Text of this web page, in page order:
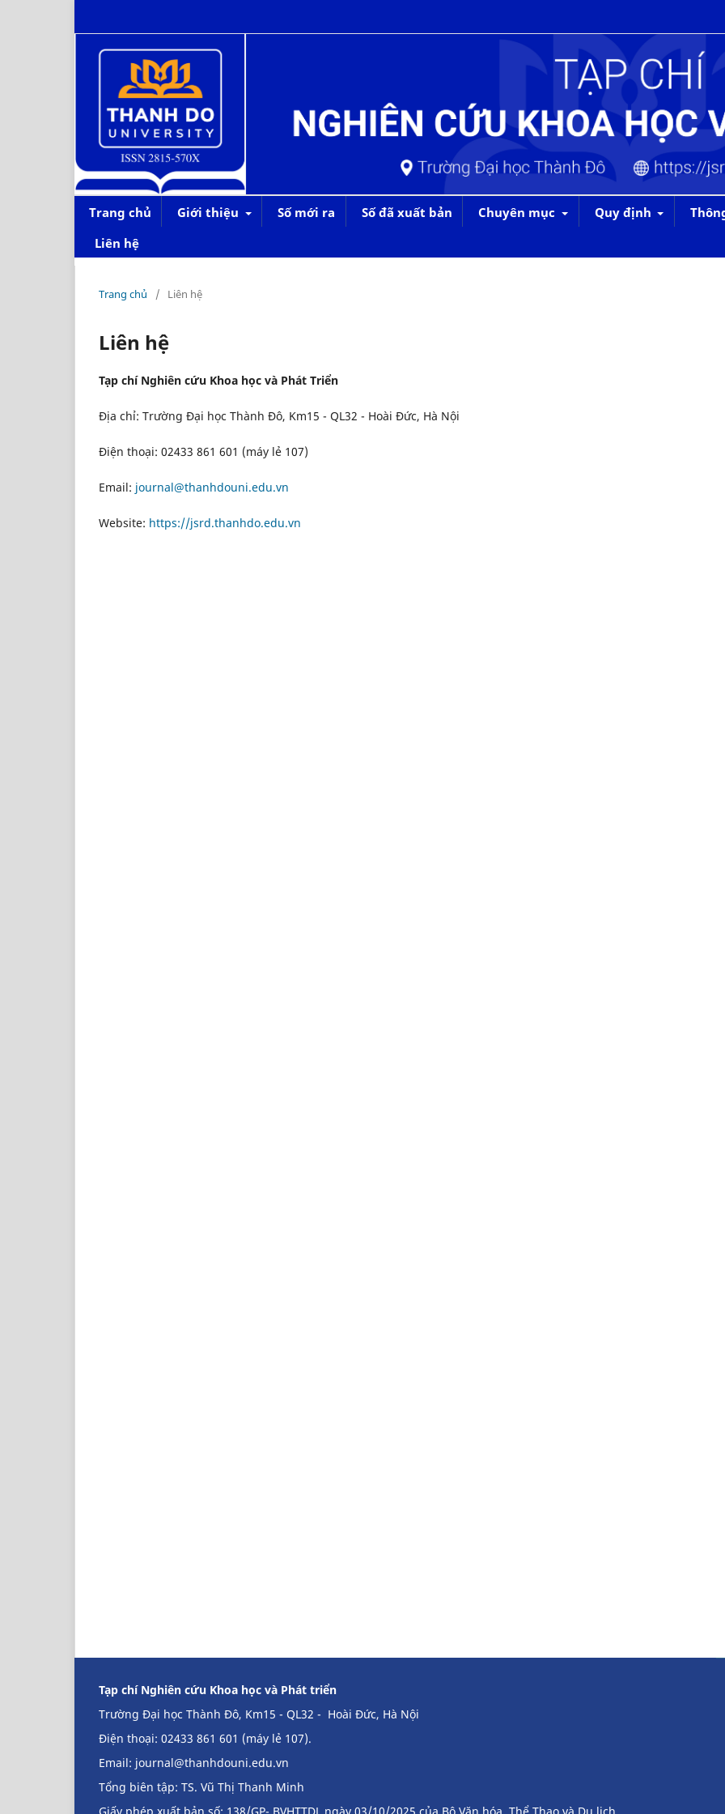
Trang chủ Giới thiệu Số mới ra Số đã xuất bản Chuyên mục Quy định
Liên hệ
Trang chủ / Liên hệ
Liên hệ
Tạp chí Nghiên cứu Khoa học và Phát Triển
Địa chỉ: Trường Đại học Thành Đô, Km15 - QL32 - Hoài Đức, Hà Nội
Điện thoại: 02433 861 601 (máy lẻ 107)
Email: journal@thanhdouni.edu.vn
Website: https://jsrd.thanhdo.edu.vn
Tạp chí Nghiên cứu Khoa học và Phát triển
Trường Đại học Thành Đô, Km15 - QL32 - Hoài Đức, Hà Nội
Điện thoại: 02433 861 601 (máy lẻ 107).
Email: journal@thanhdouni.edu.vn
Tổng biên tập: TS. Vũ Thị Thanh Minh